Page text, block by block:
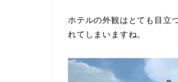
ホテルの外観はとても目立
れてしまいますね。